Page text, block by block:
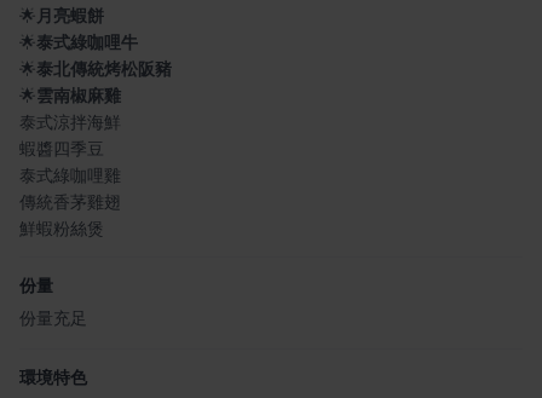
🌟 月亮蝦餅
🌟泰式綠咖哩牛
🌟泰北傳統烤松阪豬
🌟雲南椒麻雞
泰式涼拌海鮮
蝦醬四季豆
泰式綠咖哩雞
傳統香茅雞翅
鮮蝦粉絲煲
份量
份量充足
環境特色